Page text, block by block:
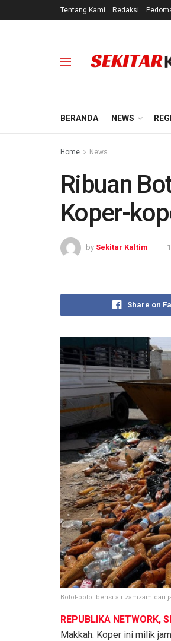
Tentang Kami Redaksi
BERANDA NEWS
Home News
Ribuan
Koper-
by Sekitar Kaltim
Share on
Botol-botol berisi air zamzam dari
REPUBLIKA NETWORK,
Makkah. Koper ini milik